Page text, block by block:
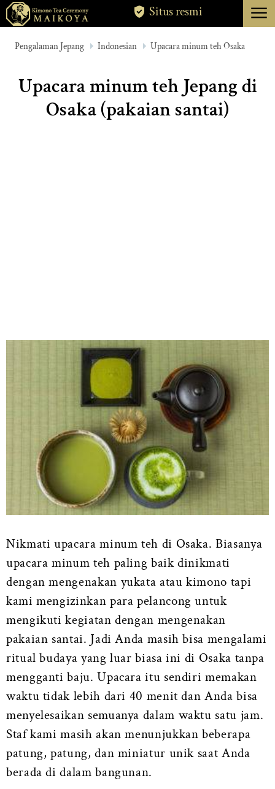
TOKYO
TENTANG
PEMBATALAN
Situs resmi menu
Pengalaman Jepang Indonesian Upacara minum teh Osaka
Upacara minum teh Jepang di
Osaka (pakaian santai)
Nikmati upacara minum teh di Osaka. Biasanya
upacara minum teh paling baik dinikmati
dengan mengenakan yukata atau kimono tapi
kami mengizinkan para pelancong untuk
mengikuti kegiatan dengan mengenakan
pakaian santai. Jadi Anda masih bisa mengalami
ritual budaya yang luar biasa ini di Osaka tanpa
mengganti baju. Upacara itu sendiri memakan
waktu tidak lebih dari 40 menit dan Anda bisa
menyelesaikan semuanya dalam waktu satu jam.
Staf kami masih akan menunjukkan beberapa
patung, patung, dan miniatur unik saat Anda
berada di dalam bangunan.